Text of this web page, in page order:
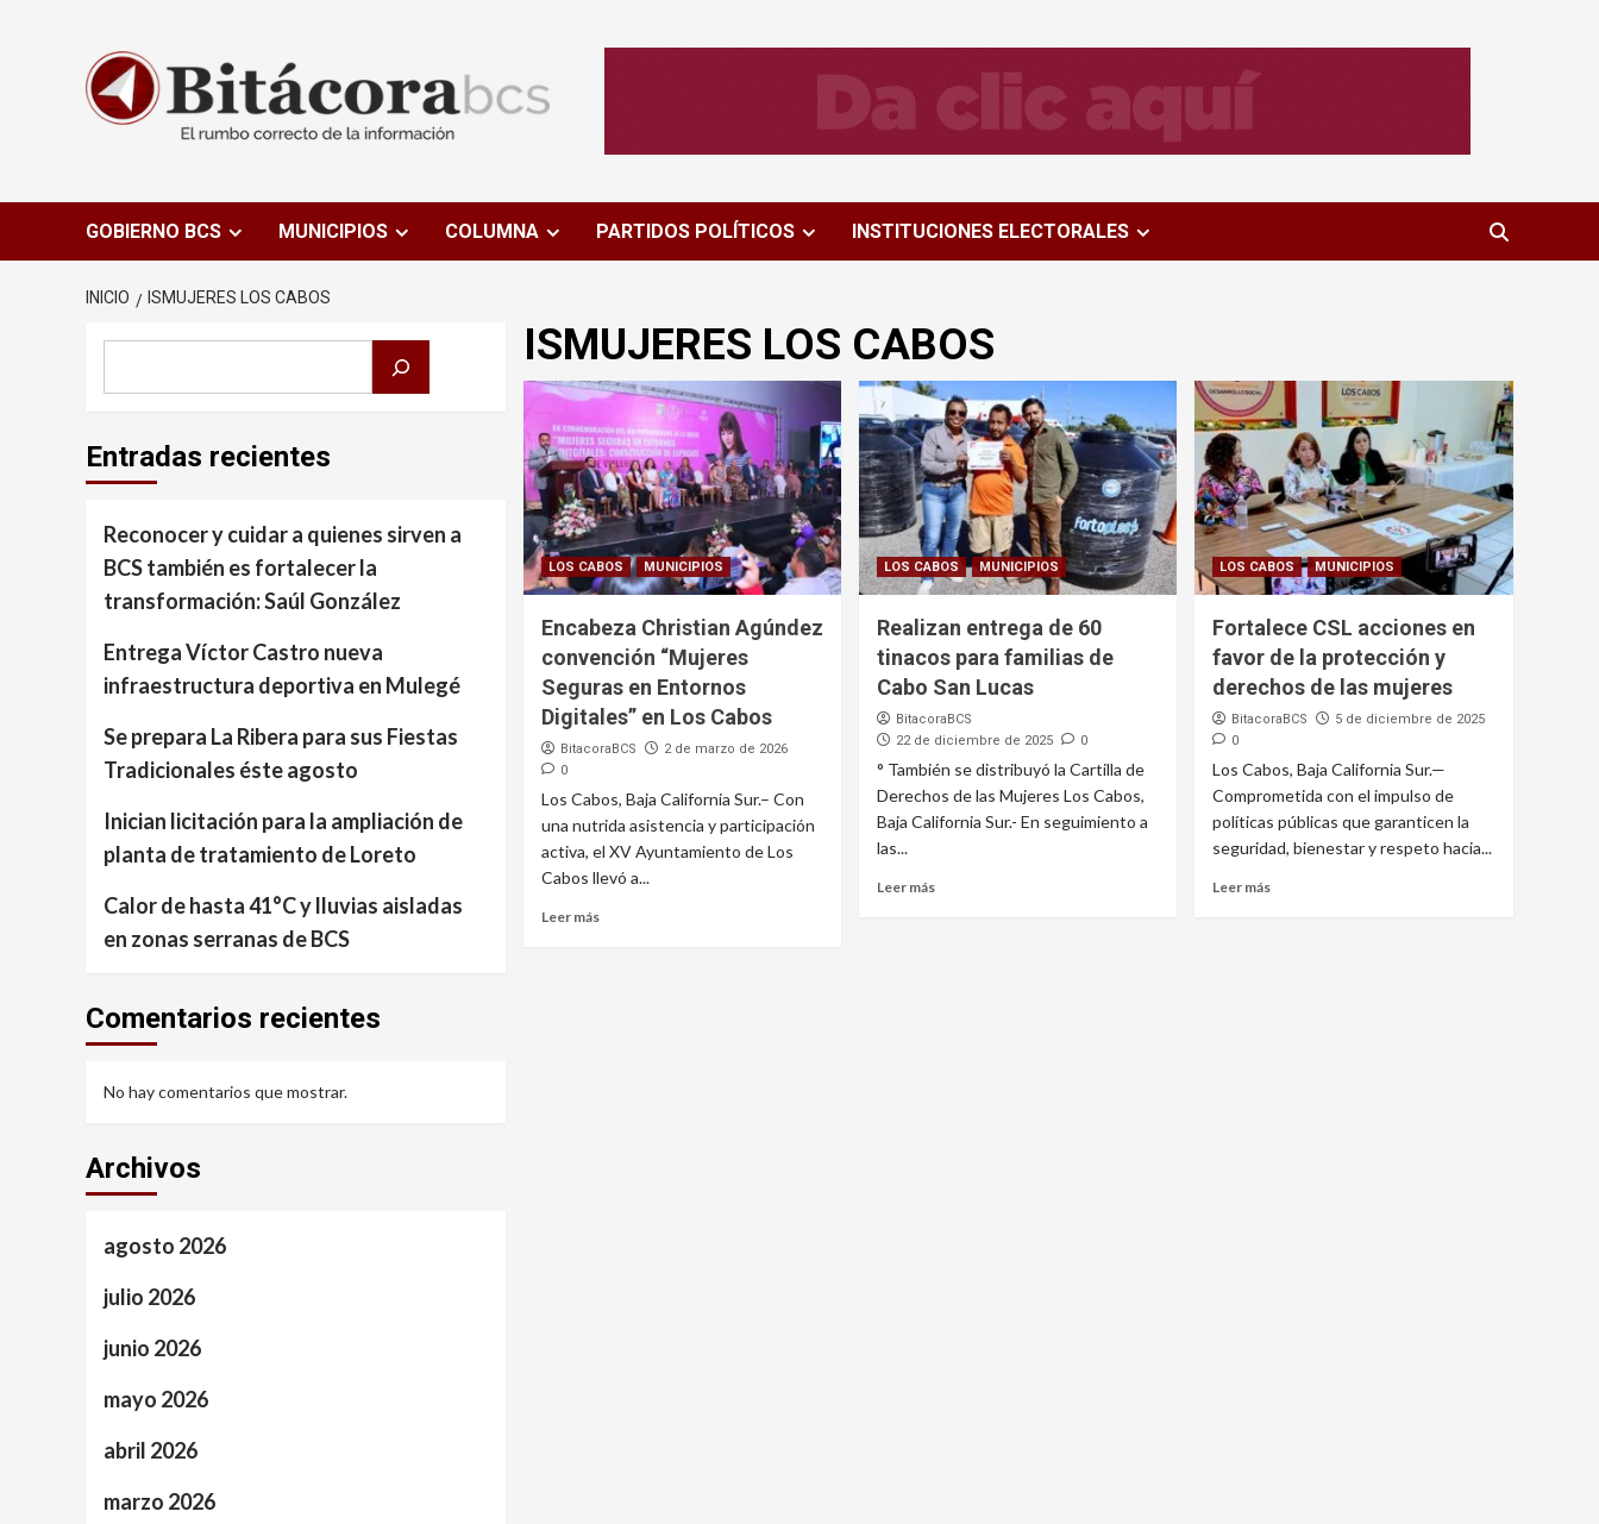
GOBIERNO BCS MUNICIPIOS COLUMNA PARTIDOS POLÍTICOS INSTITUCIONES ELECTORALES
INICIO ISMUJERES LOS CABOS
ISMUJERES LOS CABOS
LOS CABOS MUNICIPIOS
Encabeza Christian Agúndez
convención “Mujeres
Seguras en Entornos
Digitales” en Los Cabos
BitacoraBCS
2 de marzo de 2026
0
Los Cabos, Baja California Sur.– Con
una nutrida asistencia y participación
activa, el XV Ayuntamiento de Los
Cabos llevó a...
Leer más
LOS CABOS MUNICIPIOS
Realizan entrega de 60
tinacos para familias de
Cabo San Lucas
BitacoraBCS
22 de diciembre de 2025
0
° También se distribuyó la Cartilla de
Derechos de las Mujeres Los Cabos,
Baja California Sur.- En seguimiento a
las...
Leer más
LOS CABOS MUNICIPIOS
Fortalece CSL acciones en
favor de la protección y
derechos de las mujeres
BitacoraBCS
5 de diciembre de 2025
0
Los Cabos, Baja California Sur.—
Comprometida con el impulso de
políticas públicas que garanticen la
seguridad, bienestar y respeto hacia...
Leer más
Entradas recientes
Reconocer y cuidar a quienes sirven a
BCS también es fortalecer la
transformación: Saúl González
Entrega Víctor Castro nueva
infraestructura deportiva en Mulegé
Se prepara La Ribera para sus Fiestas
Tradicionales éste agosto
Inician licitación para la ampliación de
planta de tratamiento de Loreto
Calor de hasta 41°C y lluvias aisladas
en zonas serranas de BCS
Comentarios recientes
No hay comentarios que mostrar.
Archivos
agosto 2026
julio 2026
junio 2026
mayo 2026
abril 2026
marzo 2026